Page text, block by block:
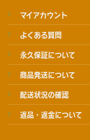
マイアカウント
よくある質問
永久保証について
商品発送について
配送状況の確認
返品・返金について